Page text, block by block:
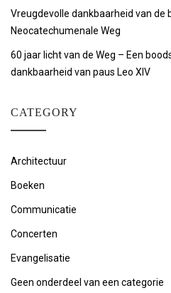
Vreugdevolle dankbaarheid van de
Neocatechumenale Weg
60 jaar licht van de Weg – Een
dankbaarheid van paus Leo XIV
CATEGORY
Architectuur
Boeken
Communicatie
Concerten
Evangelisatie
Geen onderdeel van een categorie